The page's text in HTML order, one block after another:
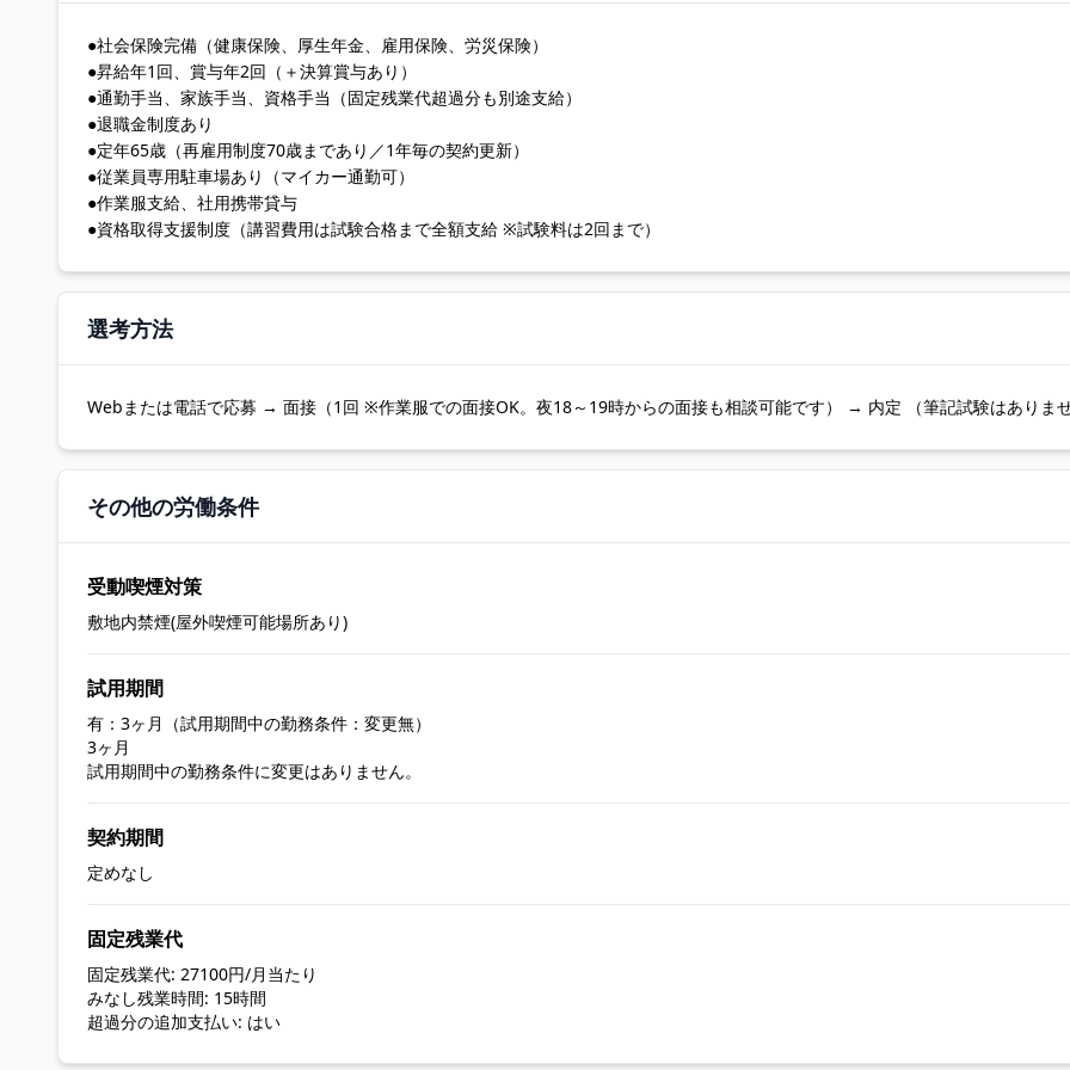
●社会保険完備（健康保険、厚生年金、雇用保険、労災保険）
●昇給年1回、賞与年2回（＋決算賞与あり）
●通勤手当、家族手当、資格手当（固定残業代超過分も別途支給）
●退職金制度あり
●定年65歳（再雇用制度70歳まであり／1年毎の契約更新）
●従業員専用駐車場あり（マイカー通勤可）
●作業服支給、社用携帯貸与
●資格取得支援制度（講習費用は試験合格まで全額支給 ※試験料は2回まで）
選考方法
Webまたは電話で応募 → 面接（1回 ※作業服での面接OK。夜18～19時からの面接も相談可能です） → 内定 （筆記試験はありま
その他の労働条件
受動喫煙対策
敷地内禁煙(屋外喫煙可能場所あり)
試用期間
有：3ヶ月（試用期間中の勤務条件：変更無）
3ヶ月
試用期間中の勤務条件に変更はありません。
契約期間
定めなし
固定残業代
固定残業代: 27100円/月当たり
みなし残業時間: 15時間
超過分の追加支払い: はい